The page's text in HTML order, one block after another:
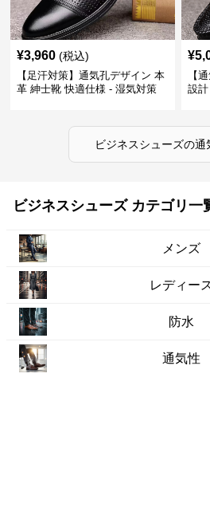
¥3,960 (税込)
【足汗対策】通気孔デザイン 本
革 紳士靴 快適仕様 - 湿気対策
¥
【
設
ビジネスシューズの通
ビジネスシューズ カテゴリ一
メンズ
レディー
防水
通気性